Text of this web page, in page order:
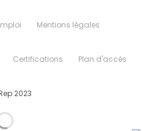
Mentions légales
Certifications Plan d'accès
2023